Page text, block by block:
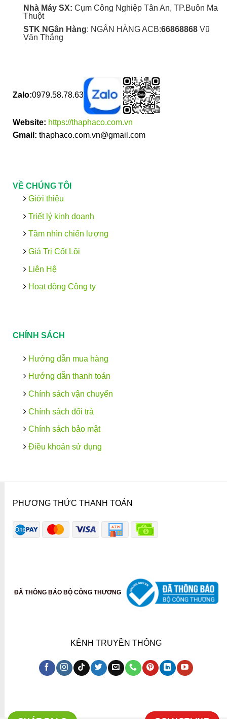
Nhà Máy SX: Cụm Công Nghiệp Tân An, TP.Buôn Ma
Thuột
STK NGân Hàng: NGÂN HÀNG ACB:66868868Vũ
Văn Thắng
Zalo:0979.58.78.63
Website: https://thaphaco.com.vn
Gmail: thaphaco.com.vn@gmail.com
VỀ CHÚNG TÔI
Giới thiệu
Triết lý kinh doanh
Tầm nhìn chiến lượng
Giá Trị Cốt Lõi
Liên Hệ
Hoạt động Công ty
CHÍNH SÁCH
Hướng dẫn mua hàng
Hướng dẫn thanh toán
Chính sách vận chuyển
Chính sách đổi trả
Chính sách bảo mật
Điều khoản sử dụng
PHƯƠNG THỨC THANH TOÁN
ĐÃ THÔNG BÁO BỘ CÔNG THƯƠNG
KÊNH TRUYỀN THÔNG